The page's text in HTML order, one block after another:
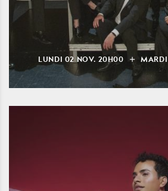
LUNDI 02NOV. 20H00 MARDI